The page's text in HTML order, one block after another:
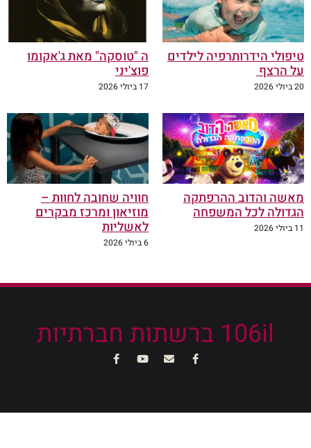
טיפולי הידרותרפיה לילדים
על הרצף
20 ביולי 2026
ה "טוסקה" מאת ג'אקומו
פוצ'יני
17 ביולי 2026
מאשה והדוב ההרפתקה
הגדולה לכל המשפחה
11 ביולי 2026
חוויה שחובה לחוות –
מוזיאון ומרכז מבקרים
לאשליות
6 ביולי 2026
106il ברשתות חברתיות